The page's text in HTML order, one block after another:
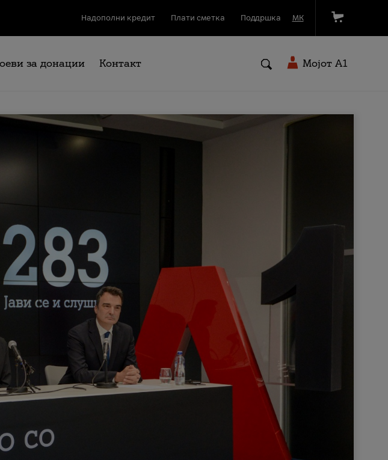
Надополни кредит Плати сметка Поддршка МК
за донации Контакт Мојот A1